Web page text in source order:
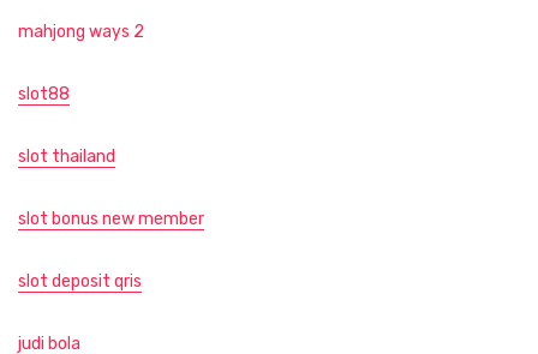
mahjong ways 2
slot88
slot thailand
slot bonus new member
slot deposit qris
judi bola